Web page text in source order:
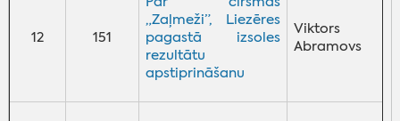
12 151
„Zaļmeži”, Liezēres
pagastā izsoles
rezultātu
apstiprināšanu
Viktors
Abramovs